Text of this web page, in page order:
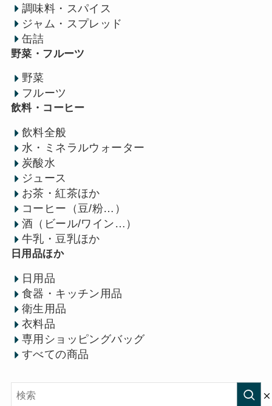
調味料・スパイス
ジャム・スプレッド
缶詰
野菜・フルーツ
野菜
フルーツ
飲料・コーヒー
飲料全般
水・ミネラルウォーター
炭酸水
ジュース
お茶・紅茶ほか
コーヒー（豆/粉…）
酒（ビール/ワイン…）
牛乳・豆乳ほか
日用品ほか
日用品
食器・キッチン用品
衛生用品
衣料品
専用ショッピングバッグ
すべての商品